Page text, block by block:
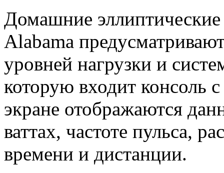
Домашние
Alabama
уровней нагрузки и
которую входит консоль
экране отображаются
ваттах, частоте пульса,
времени и дистанции.